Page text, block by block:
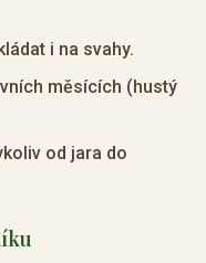
i na svahy.
měsících (hustý
od jara do